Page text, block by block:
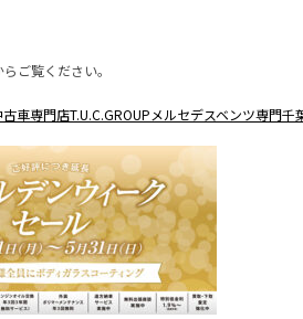
ご覧ください。
車専門店T.U.C.GROUPメルセデスベンツ専門千